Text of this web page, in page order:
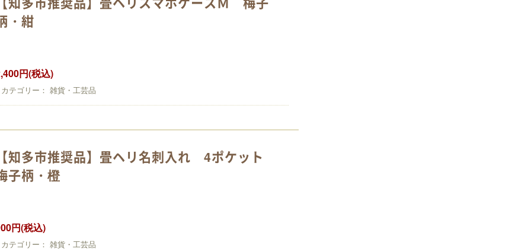
・紺
円(税込)
カテゴリー： 雑貨・工芸品
知多市推奨品】畳ヘリ名刺入れ 4ポケット
子柄・橙
円(税込)
カテゴリー： 雑貨・工芸品